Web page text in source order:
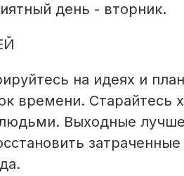
день - вторник.
на идеях и
времени. Старайтесь
Выходные